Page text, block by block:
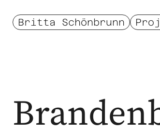
Britta Schönbrunn